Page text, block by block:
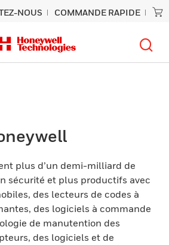
NOUS COMMANDE RAPIDE
plus d’un demi-milliard de
sécurité et plus productifs avec
des lecteurs de codes à
des logiciels à commande
de manutention des
des logiciels et de